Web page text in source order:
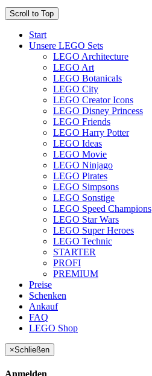
Scroll to Top
Start
Unsere LEGO Sets
LEGO Architecture
LEGO Art
LEGO Botanicals
LEGO City
LEGO Creator Icons
LEGO Disney Princess
LEGO Friends
LEGO Harry Potter
LEGO Ideas
LEGO Movie
LEGO Ninjago
LEGO Pirates
LEGO Simpsons
LEGO Sonstige
LEGO Speed Champions
LEGO Star Wars
LEGO Super Heroes
LEGO Technic
STARTER
PROFI
PREMIUM
Preise
Schenken
Ankauf
FAQ
LEGO Shop
×Schließen
Anmelden